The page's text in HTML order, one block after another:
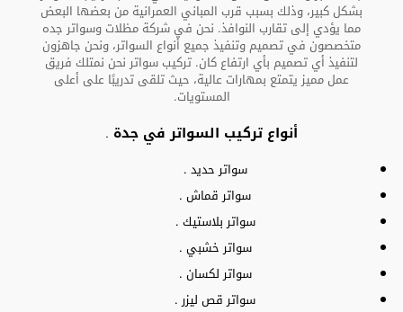
بشكل كبير، وذلك بسبب قرب المباني العمرانية من بعضها البعض
مما يؤدي إلى تقارب النوافذ. نحن في شركة مظلات وسواتر جده
متخصصون في تصميم وتنفيذ جميع أنواع السواتر، ونحن جاهزون
لتنفيذ أي تصميم بأي ارتفاع كان. تركيب سواتر نحن نمتلك فريق
عمل مميز يتمتع بمهارات عالية، حيث تلقى تدريبًا على أعلى
المستويات.
أنواع تركيب السواتر في جدة .
سواتر حديد .
سواتر قماش .
سواتر بلاستيك .
سواتر خشبي .
سواتر لكسان .
سواتر قص ليزر .